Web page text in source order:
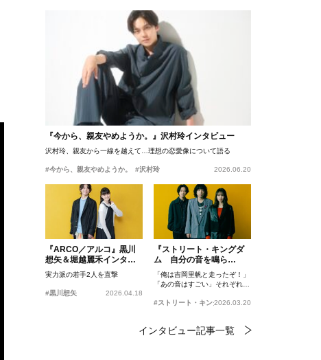
『今から、親友やめようか。』沢村玲インタビュー
沢村玲、親友から一線を越えて…理想の恋愛像について語る
#今から、親友やめようか。 #沢村玲 2026.06.20
『ARCO／アルコ』黒川
想矢＆堀越麗禾インタビ
ュー
実力派の若手2人を直撃
#黒川想矢 2026.04.18
『ストリート・キングダ
ム 自分の音を鳴ら
せ。』峯田和伸、若葉竜
也、吉岡里帆インタビュ
ー
「俺は吉岡里帆と走ったぞ！」
「あの音はすごい」それぞれの
#ストリート・キングダム 自分の音を鳴らせ。
2026.03.20
インタビュー記事一覧